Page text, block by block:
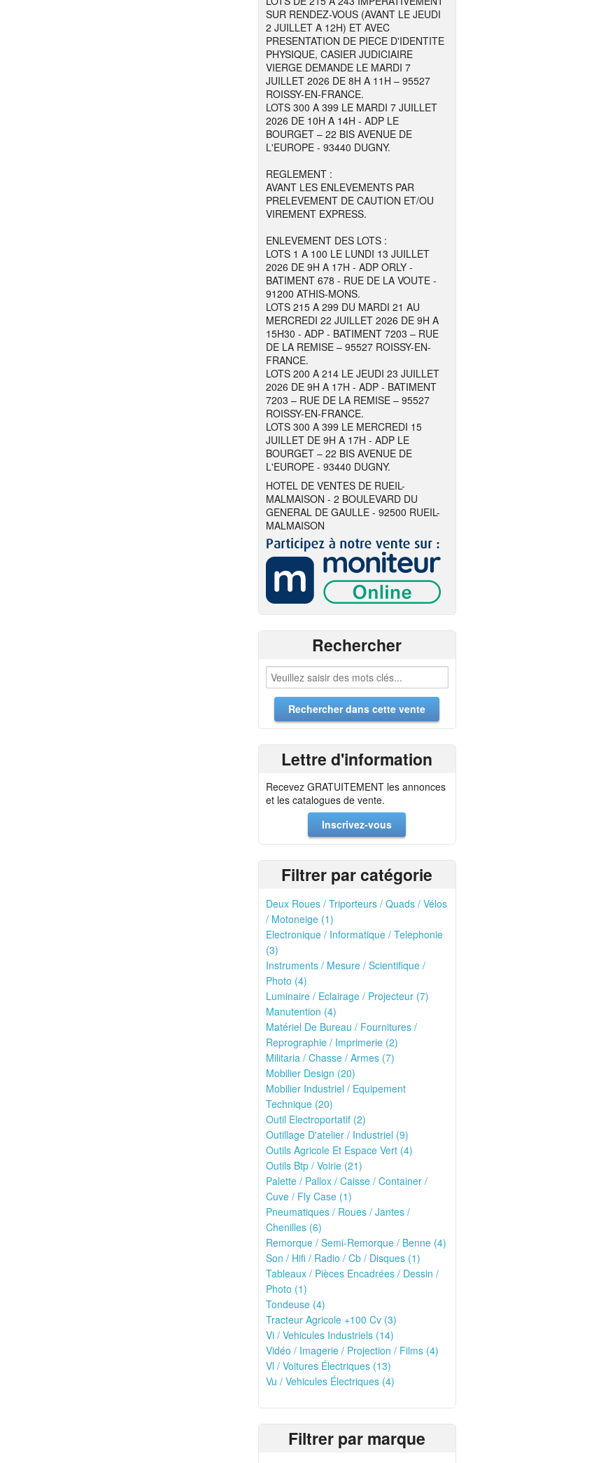
SUR RENDEZ-VOUS (AVANT LE JEUDI
2 JUILLET A 12H) ET AVEC
PRESENTATION DE PIECE D'IDENTITE
PHYSIQUE, CASIER JUDICIAIRE
VIERGE DEMANDE LE MARDI 7
JUILLET 2026 DE 8H A 11H – 95527
ROISSY-EN-FRANCE.
LOTS 300 A 399 LE MARDI 7 JUILLET
2026 DE 10H A 14H - ADP LE
BOURGET – 22 BIS AVENUE DE
L'EUROPE - 93440 DUGNY.
REGLEMENT :
AVANT LES ENLEVEMENTS PAR
PRELEVEMENT DE CAUTION ET/OU
VIREMENT EXPRESS.
ENLEVEMENT DES LOTS :
LOTS 1 A 100 LE LUNDI 13 JUILLET
2026 DE 9H A 17H - ADP ORLY -
BATIMENT 678 - RUE DE LA VOUTE -
91200 ATHIS-MONS.
LOTS 215 A 299 DU MARDI 21 AU
MERCREDI 22 JUILLET 2026 DE 9H A
15H30 - ADP - BATIMENT 7203 – RUE
DE LA REMISE – 95527 ROISSY-EN-
FRANCE.
LOTS 200 A 214 LE JEUDI 23 JUILLET
2026 DE 9H A 17H - ADP - BATIMENT
7203 – RUE DE LA REMISE – 95527
ROISSY-EN-FRANCE.
LOTS 300 A 399 LE MERCREDI 15
JUILLET DE 9H A 17H - ADP LE
BOURGET – 22 BIS AVENUE DE
L'EUROPE - 93440 DUGNY.
HOTEL DE VENTES DE RUEIL-
MALMAISON - 2 BOULEVARD DU
GENERAL DE GAULLE - 92500 RUEIL-
MALMAISON
Rechercher
Lettre d'information
Recevez GRATUITEMENT les annonces
et les catalogues de vente.
Inscrivez-vous
Filtrer par catégorie
Deux Roues / Triporteurs / Quads / Vélos
/ Motoneige (1)
Electronique / Informatique / Telephonie
(3)
Instruments / Mesure / Scientifique /
Photo (4)
Luminaire / Eclairage / Projecteur (7)
Manutention (4)
Matériel De Bureau / Fournitures /
Reprographie / Imprimerie (2)
Militaria / Chasse / Armes (7)
Mobilier Design (20)
Mobilier Industriel / Equipement
Technique (20)
Outil Electroportatif (2)
Outillage D'atelier / Industriel (9)
Outils Agricole Et Espace Vert (4)
Outils Btp / Voirie (21)
Palette / Pallox / Caisse / Container /
Cuve / Fly Case (1)
Pneumatiques / Roues / Jantes /
Chenilles (6)
Remorque / Semi-Remorque / Benne (4)
Son / Hifi / Radio / Cb / Disques (1)
Tableaux / Pièces Encadrées / Dessin /
Photo (1)
Tondeuse (4)
Tracteur Agricole +100 Cv (3)
Vi / Vehicules Industriels (14)
Vidéo / Imagerie / Projection / Films (4)
Vl / Voitures Électriques (13)
Vu / Vehicules Électriques (4)
Filtrer par marque